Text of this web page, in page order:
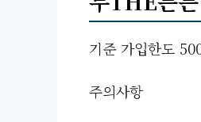
기준 가입한도
주의사항